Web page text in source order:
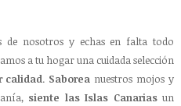
de nosotros y echas en falta todo
a tu hogar una cuidada selección
calidad. Saborea nuestros mojos y
siente las Islas Canariasun